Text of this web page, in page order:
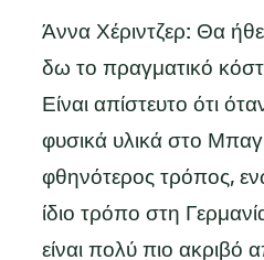
Άννα Χέριντζερ: Θα
δω το πραγματικό
Είναι απίστευτο ότι
φυσικά υλικά στο
φθηνότερος τρόπος,
ίδιο τρόπο στη
είναι πολύ πιο ακριβό